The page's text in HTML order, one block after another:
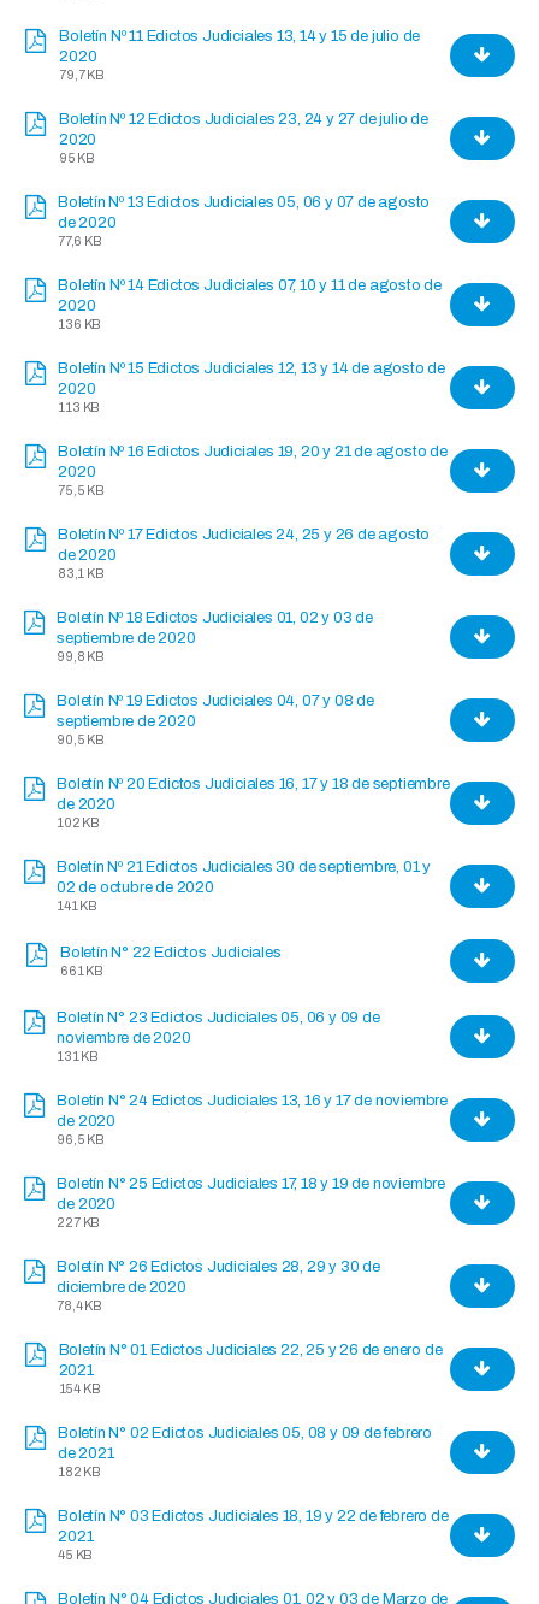
Boletín Nº 11 Edictos Judiciales 13, 14 y 15 de julio de
2020
79,7 KB
Boletín Nº 12 Edictos Judiciales 23, 24 y 27 de julio de
2020
95 KB
Boletín Nº 13 Edictos Judiciales 05, 06 y 07 de agosto
de 2020
77,6 KB
Boletín Nº 14 Edictos Judiciales 07, 10 y 11 de agosto de
2020
136 KB
Boletín Nº 15 Edictos Judiciales 12, 13 y 14 de agosto de
2020
113 KB
Boletín Nº 16 Edictos Judiciales 19, 20 y 21 de agosto de
2020
75,5 KB
Boletín Nº 17 Edictos Judiciales 24, 25 y 26 de agosto
de 2020
83,1 KB
Boletín Nº 18 Edictos Judiciales 01, 02 y 03 de
septiembre de 2020
99,8 KB
Boletín Nº 19 Edictos Judiciales 04, 07 y 08 de
septiembre de 2020
90,5 KB
Boletín Nº 20 Edictos Judiciales 16, 17 y 18 de septiembre
de 2020
102 KB
Boletín Nº 21 Edictos Judiciales 30 de septiembre, 01 y
02 de octubre de 2020
141 KB
Boletín N° 22 Edictos Judiciales
661 KB
Boletín N° 23 Edictos Judiciales 05, 06 y 09 de
noviembre de 2020
131 KB
Boletín N° 24 Edictos Judiciales 13, 16 y 17 de noviembre
de 2020
96,5 KB
Boletín N° 25 Edictos Judiciales 17, 18 y 19 de noviembre
de 2020
227 KB
Boletín N° 26 Edictos Judiciales 28, 29 y 30 de
diciembre de 2020
78,4 KB
Boletín N° 01 Edictos Judiciales 22, 25 y 26 de enero de
2021
154 KB
Boletín N° 02 Edictos Judiciales 05, 08 y 09 de febrero
de 2021
182 KB
Boletín N° 03 Edictos Judiciales 18, 19 y 22 de febrero de
2021
45 KB
Boletín N° 04 Edictos Judiciales 01, 02 y 03 de Marzo de